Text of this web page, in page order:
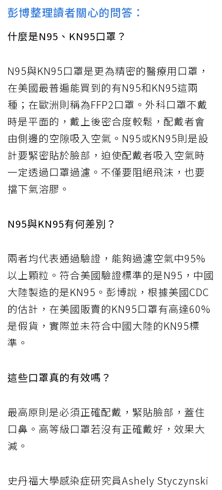
彭博整理讀者關心的問答：
什麼是N95、KN95口罩？
N95與KN95口罩是更為精密的醫療用口罩，
在美國最普遍能買到的有N95和KN95這兩
種；在歐洲則稱為FFP2口罩。外科口罩不戴
時是平面的，戴上後密合度較鬆，配戴者會
由側邊的空隙吸入空氣。N95或KN95則是設
計要緊密貼於臉部，迫使配戴者吸入空氣時
一定透過口罩過濾。不僅要阻絕飛沫，也要
擋下氣溶膠。
N95與KN95有何差別？
兩者均代表通過驗證，能夠過濾空氣中95%
以上顆粒。符合美國驗證標準的是N95，中國
大陸製造的是KN95。彭博說，根據美國CDC
的估計，在美國販賣的KN95口罩有高達60%
是假貨，實際並未符合中國大陸的KN95標
準。
這些口罩真的有效嗎？
最高原則是必須正確配戴，緊貼臉部，蓋住
口鼻。高等級口罩若沒有正確戴好，效果大
減。
史丹福大學感染症研究員Ashely Styczynski